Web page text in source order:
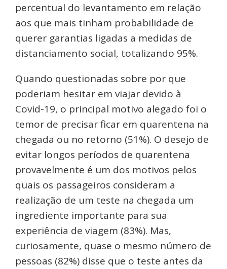
percentual do levantamento em relação
aos que mais tinham probabilidade de
querer garantias ligadas a medidas de
distanciamento social, totalizando 95%.
Quando questionadas sobre por que
poderiam hesitar em viajar devido à
Covid-19, o principal motivo alegado foi o
temor de precisar ficar em quarentena na
chegada ou no retorno (51%). O desejo de
evitar longos períodos de quarentena
provavelmente é um dos motivos pelos
quais os passageiros consideram a
realização de um teste na chegada um
ingrediente importante para sua
experiência de viagem (83%). Mas,
curiosamente, quase o mesmo número de
pessoas (82%) disse que o teste antes da